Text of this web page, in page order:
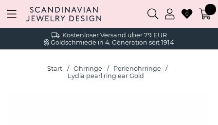
Kostenloser Versand über 79 EUR
Goldschmiede in 4. Generation seit 1914
0
Start Ohrringe
Perlenohrringe
Lydia pearl ring ear Gold